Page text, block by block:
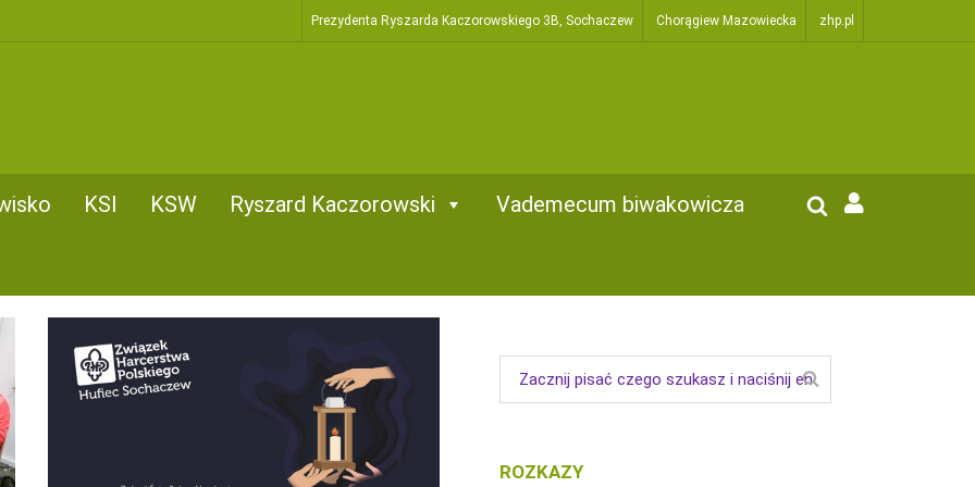
Prezydenta Ryszarda Kaczorowskiego 3B, Sochaczew Chorągiew Mazowiecka zhp.pl
KSI KSW Ryszard Kaczorowski Vademecum biwakowicza
ROZKAZY